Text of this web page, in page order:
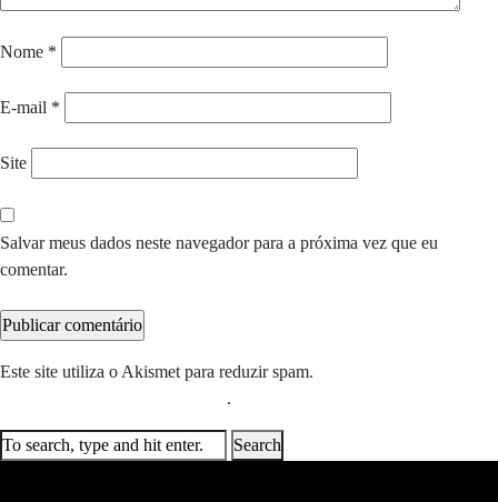
Nome *
E-mail *
Site
Salvar meus dados neste navegador para a próxima vez que eu
comentar.
Este site utiliza o Akismet para reduzir spam.
.
Search